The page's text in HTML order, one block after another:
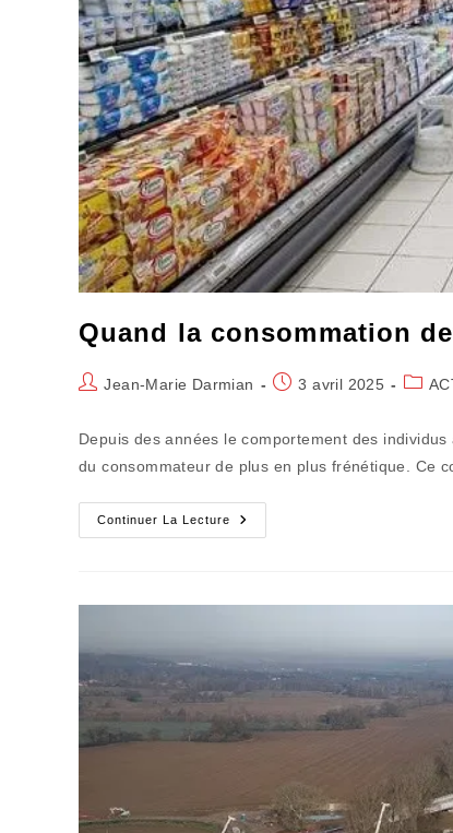
Quand la consommation
Auteur/autrice
publication :
Jean-Marie Darmian
Publication
3 avril 2025
Post
Depuis des années le comportement des
du consommateur de plus en plus frénétique. Ce
Continuer La Lecture
Quand
La